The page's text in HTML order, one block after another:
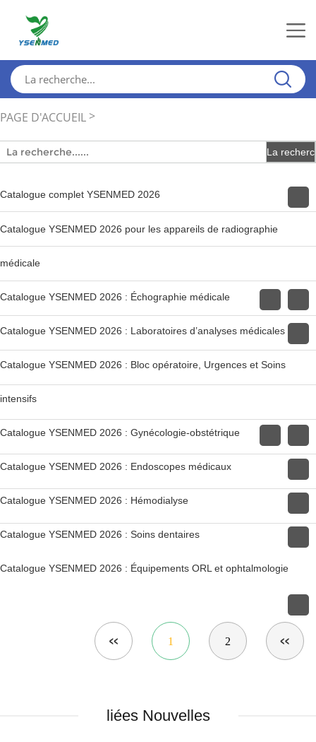
PAGE D'ACCUEIL >
TELECHARGER
Catalogue complet YSENMED 2026
Catalogue YSENMED 2026 pour les appareils de radiographie
médicale
Catalogue YSENMED 2026 : Échographie médicale
Catalogue YSENMED 2026 : Laboratoires d’analyses médicales
Catalogue YSENMED 2026 : Bloc opératoire, Urgences et Soins
intensifs
Catalogue YSENMED 2026 : Gynécologie-obstétrique
Catalogue YSENMED 2026 : Endoscopes médicaux
Catalogue YSENMED 2026 : Hémodialyse
Catalogue YSENMED 2026 : Soins dentaires
Catalogue YSENMED 2026 : Équipements ORL et ophtalmologie
1 2
liées Nouvelles